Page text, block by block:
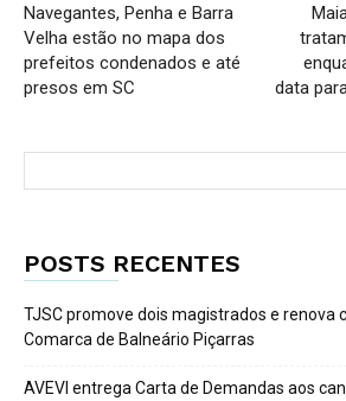
Navegantes, Penha e Barra
Velha estão no mapa dos
prefeitos condenados e até
presos em SC
data
POSTS RECENTES
TJSC promove dois magistrados e renova
Comarca de Balneário Piçarras
AVEVI entrega Carta de Demandas aos